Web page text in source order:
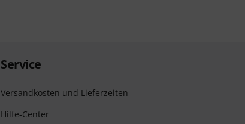
Service
Versandkosten und Lieferzeiten
Hilfe-Center